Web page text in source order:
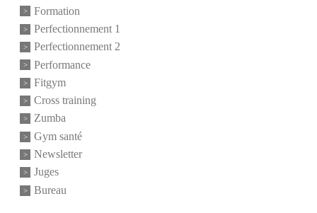
Formation
Perfectionnement 1
Perfectionnement 2
Performance
Fitgym
Cross training
Zumba
Gym santé
Newsletter
Juges
Bureau